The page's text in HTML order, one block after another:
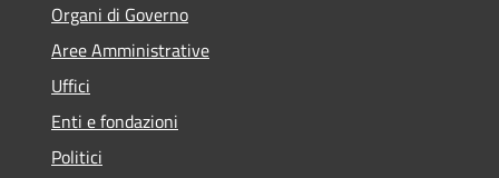
Organi di Governo
Aree Amministrative
Uffici
Enti e fondazioni
Politici